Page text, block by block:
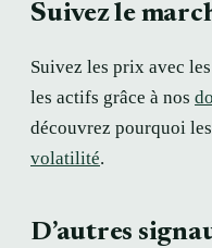
Suivez le
Suivez les prix avec les
les actifs grâce à nos
découvrez pourquoi
volatilité.
D’autres